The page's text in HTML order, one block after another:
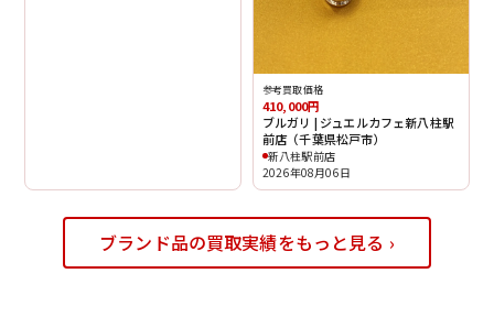
参考買取価格
410,000円
ブルガリ | ジュエルカフェ新八柱駅
前店（千葉県松戸市）
新八柱駅前店
2026年08月06日
ブランド品の買取実績をもっと見る ›